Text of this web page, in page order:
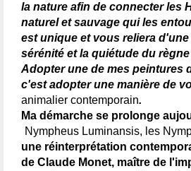
la nature afin de connecter les
naturel et sauvage qui les
est unique et vous reliera
sérénité et la quiétude du
Adopter une de mes peintures
c'est adopter une manière de
animalier contemporain.
Ma démarche se prolonge
Nympheus Luminansis, les
une réinterprétation
de Claude Monet, maître de